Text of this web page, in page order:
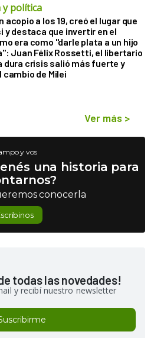
y política
acopio a los 19, creó el lugar que
y destaca que invertir en el
era como "darle plata a un hijo
Juan Félix Rossetti, el libertario
dura crisis salió más fuerte y
de Milei
Ver más >
y vos
una historia para
conocerla
todas las novedades!
y recibí nuestro newsletter